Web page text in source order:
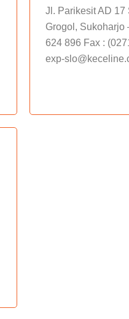
Jl. Parikesit AD 17
Grogol, Sukoharjo
624 896 Fax :
exp-